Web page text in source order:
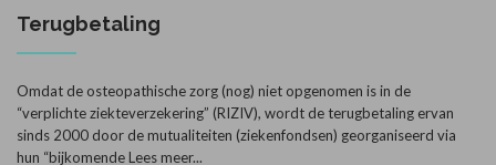
Terugbetaling
Omdat de osteopathische zorg (nog) niet opgenomen is in de
“verplichte ziekteverzekering” (RIZIV), wordt de terugbetaling ervan
sinds 2000 door de mutualiteiten (ziekenfondsen) georganiseerd via
hun “bijkomendeLees meer...